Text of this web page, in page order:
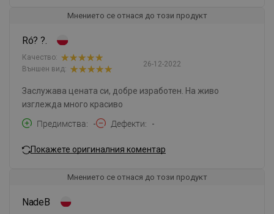
Мнението се отнася до този продукт
Ró? ?.
26-12-2022
Качество:
Външен вид:
Заслужава цената си, добре изработен. На живо
изглежда много красиво
Предимства
- Дефекти -
Покажете оригиналния коментар
Мнението се отнася до този продукт
NadeB